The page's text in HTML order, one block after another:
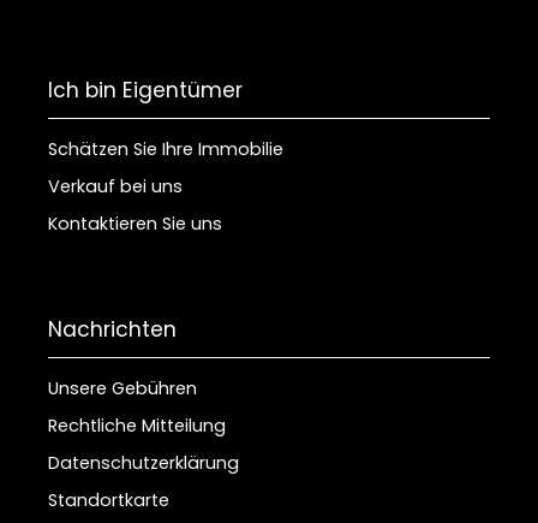
Ich bin Eigentümer
Schätzen Sie Ihre Immobilie
Verkauf bei uns
Kontaktieren Sie uns
Nachrichten
Unsere Gebühren
Rechtliche Mitteilung
Datenschutzerklärung
Standortkarte